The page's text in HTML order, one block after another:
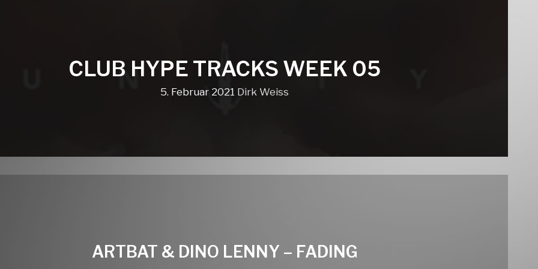
CLUB HYPE TRACKS WEEK 05
5. Februar 2021 Dirk Weiss
ARTBAT & DINO LENNY – FADING